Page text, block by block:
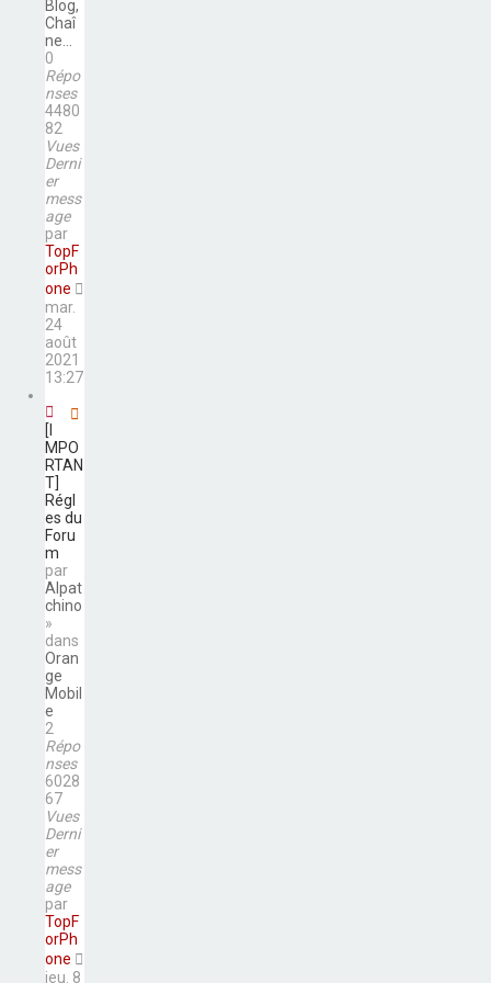
Blog,
Chaî
ne...
0
Répo
nses
4480
82
Vues
Derni
er
mess
age
par
TopF
orPh
one
mar.
24
août
2021
13:27
[I
MPO
RTAN
T]
Régl
es du
Foru
m
par
Alpat
chino
»
dans
Oran
ge
Mobil
e
2
Répo
nses
6028
67
Vues
Derni
er
mess
age
par
TopF
orPh
one
jeu. 8